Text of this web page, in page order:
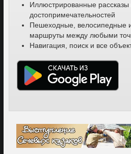
Иллюстрированные
достопримечательностей
Пешеходные, велосипедные
маршруты между любыми
Навигация, поиск и все